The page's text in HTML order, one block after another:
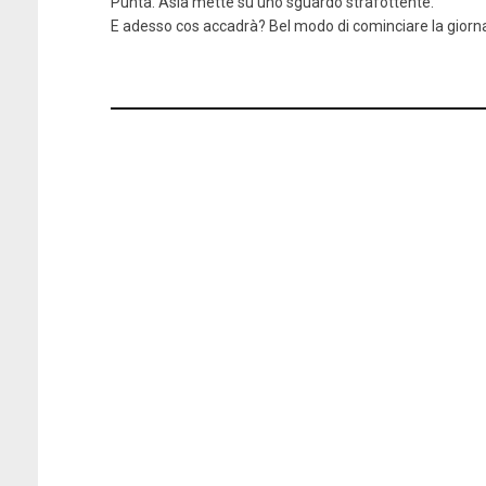
E adesso cos accadrà? Bel modo di cominciare la